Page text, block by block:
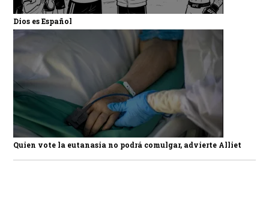
Dios es Español
Quien vote la eutanasia no podrá comulgar, advierte Alliet